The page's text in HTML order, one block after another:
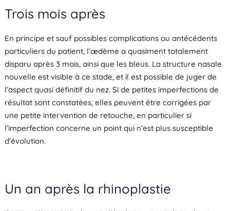
Trois mois après
En principe et sauf possibles complications ou antécédents
particuliers du patient, l’œdème a quasiment totalement
disparu après 3 mois, ainsi que les bleus. La structure nasale
nouvelle est visible à ce stade, et il est possible de juger de
l’aspect quasi définitif du nez. Si de petites imperfections de
résultat sont constatées, elles peuvent être corrigées par
une petite intervention de retouche, en particulier si
l’imperfection concerne un point qui n’est plus susceptible
d’évolution.
Un an après la rhinoplastie